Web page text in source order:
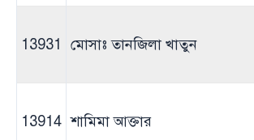
13931 মোসাঃ তানজিলা খাতুন
13914 শামিমা আক্তার